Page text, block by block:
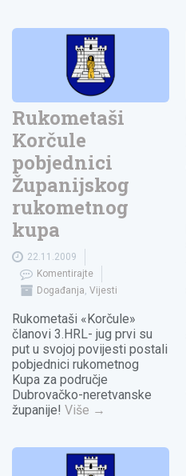
Rukometaši
Korčule
pobjednici
Županijskog
rukometnog
kupa
22.11.2009
Komentirajte
Događanja Vijesti
Rukometaši «Korčule»
članovi 3.HRL- jug prvi su
put u svojoj povijesti postali
pobjednici rukometnog
Kupa za područje
Dubrovačko-neretvanske
županije! Više →